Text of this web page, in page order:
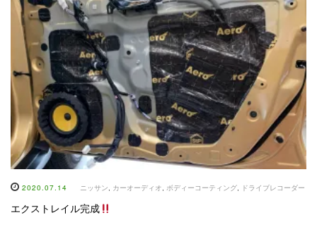
2020.07.14 ニッサン, カーオーディオ, ボディーコーティング, ドライブレコーダー
エクストレイル完成